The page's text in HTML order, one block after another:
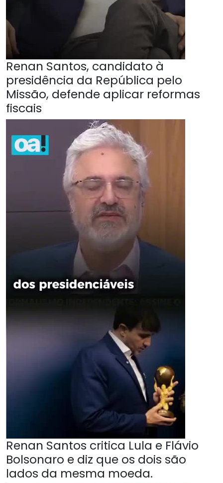
Renan Santos, candidato à
presidência da República pelo
Missão, defende aplicar reformas
fiscais
Renan Santos critica Lula e Flávio
Bolsonaro e diz que os dois são
lados da mesma moeda.